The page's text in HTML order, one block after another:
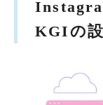
KGIの